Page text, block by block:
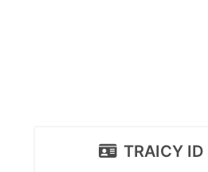
TRAICY ID